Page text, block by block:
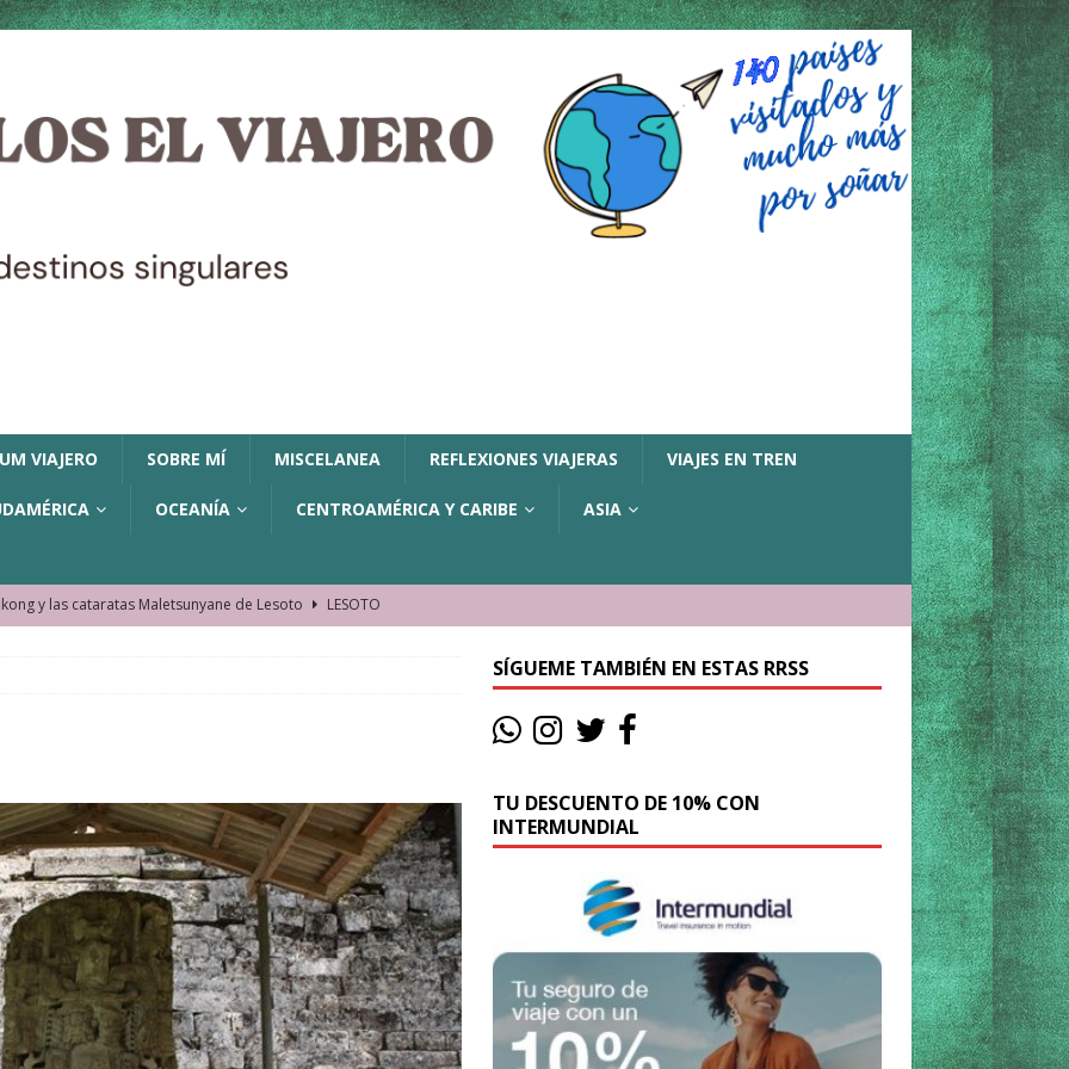
VIAJERO SOBRE MÍ MISCELANEA REFLEXIONES VIAJERAS VIAJES EN TREN
OCEANÍA CENTROAMÉRICA Y CARIBE ASIA
y las cataratas Maletsunyane de Lesoto
LESOTO
La historia de la misteriosa avioneta de la playa
JAMAICA
moverse en Seychelles de manera sostenible
SEYCHELLES
Manama. La capital de Baréin
BARÉIN
El barrio más castizo de Malabo GUINEA ECUATORIAL
SÍGUEME TAMBIÉN EN ESTAS RRSS
TU DESCUENTO DE 10% CON
INTERMUNDIAL